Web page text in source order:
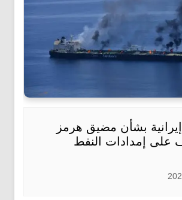
بشأن مضيق هرمز
على إمدادات النفط